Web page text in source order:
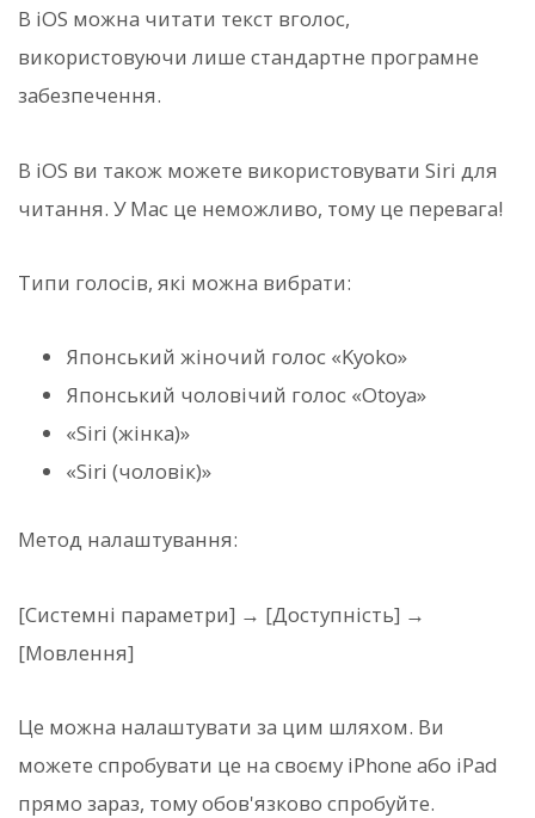
В iOS можна читати текст вголос,
використовуючи лише стандартне програмне
забезпечення.
В iOS ви також можете використовувати Siri для
читання. У Mac це неможливо, тому це перевага!
Типи голосів, які можна вибрати:
Японський жіночий голос «Kyoko»
Японський чоловічий голос «Otoya»
«Siri (жінка)»
«Siri (чоловік)»
Метод налаштування:
[Системні параметри] → [Доступність] →
[Мовлення]
Це можна налаштувати за цим шляхом. Ви
можете спробувати це на своєму iPhone або iPad
прямо зараз, тому обов'язково спробуйте.